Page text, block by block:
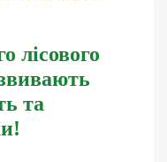
лісового
та